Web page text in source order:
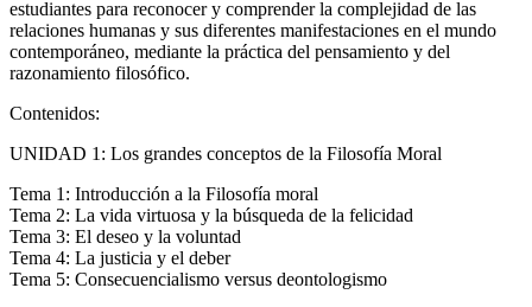
estudiantes para reconocer y comprender la complejidad de las
relaciones humanas y sus diferentes manifestaciones en el mundo
contemporáneo, mediante la práctica del pensamiento y del
razonamiento filosófico.
Contenidos:
UNIDAD 1: Los grandes conceptos de la Filosofía Moral
Tema 1: Introducción a la Filosofía moral
Tema 2: La vida virtuosa y la búsqueda de la felicidad
Tema 3: El deseo y la voluntad
Tema 4: La justicia y el deber
Tema 5: Consecuencialismo versus deontologismo